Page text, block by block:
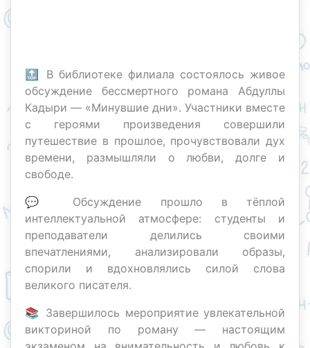
🔝 В библиотеке филиала состоялось живое
обсуждение бессмертного романа Абдуллы
Кадыри — «Минувшие дни». Участники вместе
с героями произведения совершили
путешествие в прошлое, прочувствовали дух
времени, размышляли о любви, долге и
свободе.
💬 Обсуждение прошло в тёплой
интеллектуальной атмосфере: студенты и
преподаватели делились своими
впечатлениями, анализировали образы,
спорили и вдохновлялись силой слова
великого писателя.
📚 Завершилось мероприятие увлекательной
викториной по роману — настоящим